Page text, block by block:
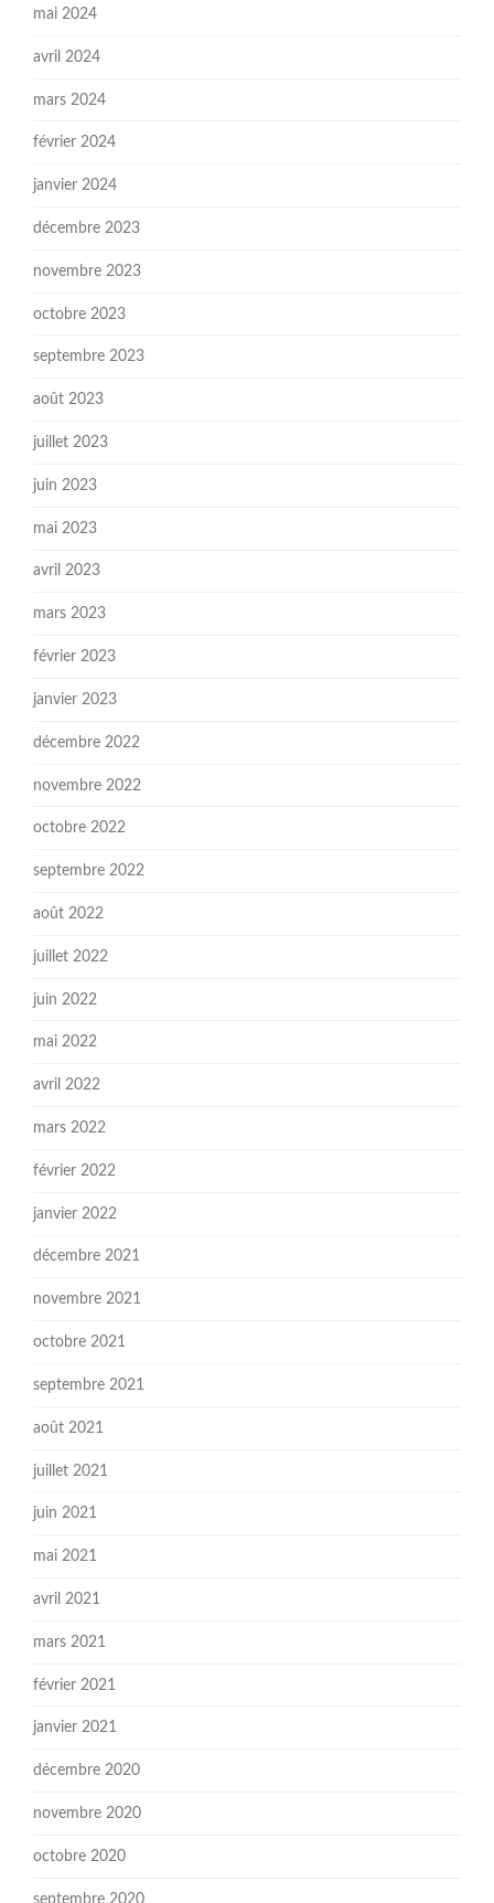
mai 2024
avril 2024
mars 2024
février 2024
janvier 2024
décembre 2023
novembre 2023
octobre 2023
septembre 2023
août 2023
juillet 2023
juin 2023
mai 2023
avril 2023
mars 2023
février 2023
janvier 2023
décembre 2022
novembre 2022
octobre 2022
septembre 2022
août 2022
juillet 2022
juin 2022
mai 2022
avril 2022
mars 2022
février 2022
janvier 2022
décembre 2021
novembre 2021
octobre 2021
septembre 2021
août 2021
juillet 2021
juin 2021
mai 2021
avril 2021
mars 2021
février 2021
janvier 2021
décembre 2020
novembre 2020
octobre 2020
septembre 2020